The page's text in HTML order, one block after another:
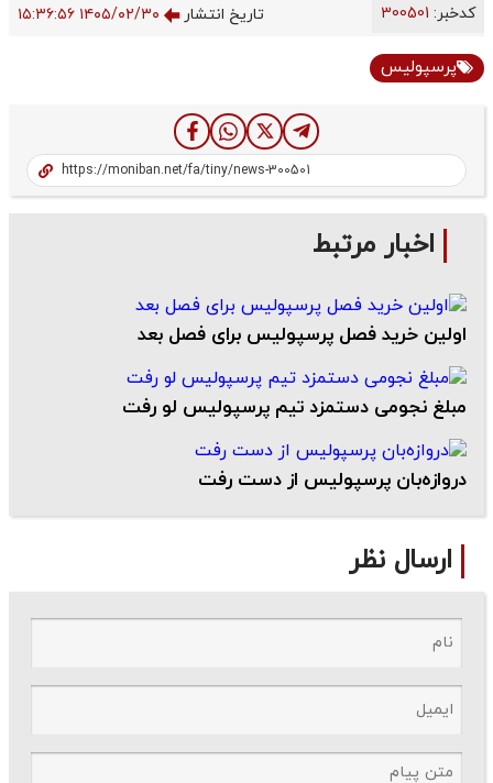
کدخبر: تاریخ انتشار ۱۴۰۵/۰۲/۳۰ ۱۵:۳۶:۵۶
پرسپولیس
اخبار مرتبط
اولین خرید فصل پرسپولیس برای فصل بعد
مبلغ نجومی دستمزد تیم پرسپولیس لو رفت
دروازه‌بان پرسپولیس از دست رفت
ارسال نظر